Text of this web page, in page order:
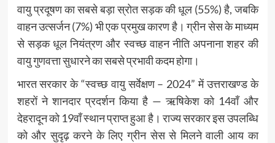
वायु प्रदूषण का सबसे बड़ा स्रोत सड़क की धूल (55%) है, जबकि
वाहन उत्सर्जन (7%) भी एक प्रमुख कारण है। ग्रीन सेस के माध्यम
से सड़क धूल नियंत्रण और स्वच्छ वाहन नीति अपनाना शहर की
वायु गुणवत्ता सुधारने का सबसे प्रभावी कदम होगा।
भारत सरकार के “स्वच्छ वायु सर्वेक्षण – 2024” में उत्तराखण्ड के
शहरों ने शानदार प्रदर्शन किया है — ऋषिकेश को 14वाँ और
देहरादून को 19वाँ स्थान प्राप्त हुआ है। राज्य सरकार इस उपलब्धि
को और सुदृढ़ करने के लिए ग्रीन सेस से मिलने वाली आय का